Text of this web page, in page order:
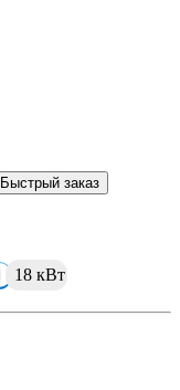
Быстрый заказ
18 кВт